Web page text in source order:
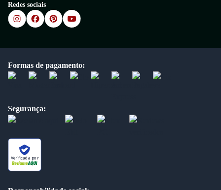
Redes sociais
Formas de pagamento:
Segurança:
Verificada por